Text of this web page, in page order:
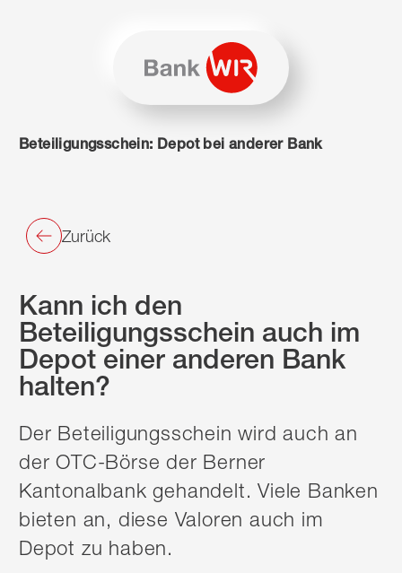
Zum Navigieren dieser Seite wird JavaScript benötigt.
Beteiligungsschein: Depot bei anderer Bank
Zurück
Kann ich den
Beteiligungsschein auch im
Depot einer anderen Bank
halten?
Der Beteiligungsschein wird auch an
der OTC-Börse der Berner
Kantonalbank gehandelt. Viele Banken
bieten an, diese Valoren auch im
Depot zu haben.